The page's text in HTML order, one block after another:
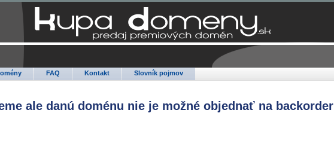
FAQ Kontakt Slovník pojmov
ale danú doménu nie je možné objednať na backorder